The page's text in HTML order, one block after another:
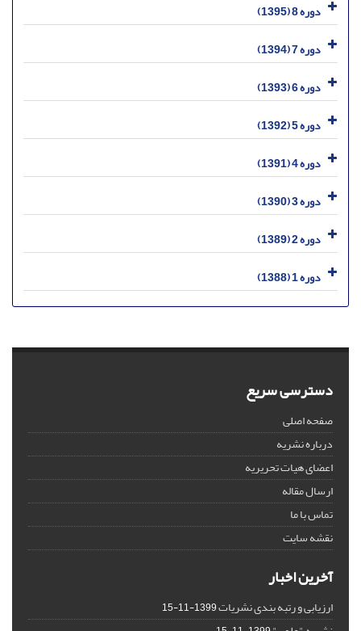
دوره 8 (1395)
دوره 7 (1394)
دوره 6 (1393)
دوره 5 (1392)
دوره 4 (1391)
دوره 3 (1390)
دوره 2 (1389)
دوره 1 (1388)
دسترسی سریع
صفحه اصلی
درباره نشریه
اعضای هیات تحریریه
ارسال مقاله
تماس با ما
نقشه سایت
آخرین اخبار
ارزیابی و رتبه بندی نشریات1399-11-15